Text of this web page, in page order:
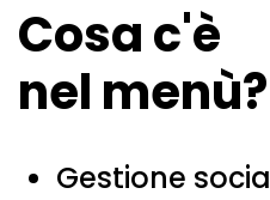
Cosa c'è
nel menù?
Gestione